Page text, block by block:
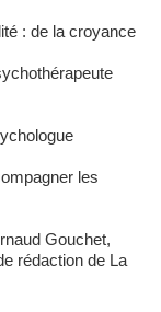
: de la croyance
les
Gouchet,
rédaction de La